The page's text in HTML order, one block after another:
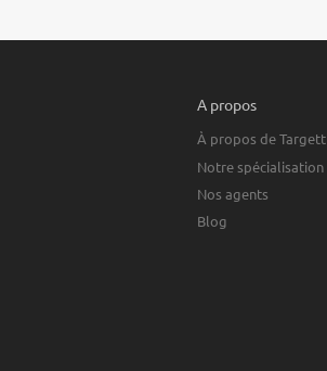
A propos
À propos de Targett
Notre spécialisation
Nos agents
Blog